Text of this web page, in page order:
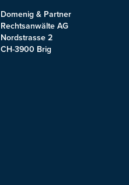
Domenig & Partner
Rechtsanwälte AG
Nordstrasse 2
CH-3900 Brig